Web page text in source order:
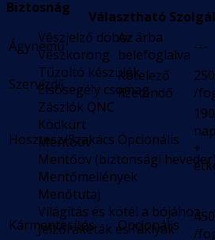
Biztosnág
Vészjelző doboz
Vészkorong
Tűzoltó készülék
Elsősegély csomag
Zászlók QNC
Ködkürt
Mentőöv
Mentőöv (biztonsági
Mentőmellények
Menőtutaj
Világítás és kötél a bójához
Jelzőrakéták és fáklyák
Választható
Ágynemű
Az árba
belefoglalva ---
Szervízdíj
Kötelező
fizetendő
/
Hosztesz/Szakács Opcionális
+
Kármentesítés Opcionális
/